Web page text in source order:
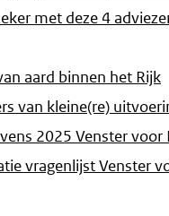
met deze 4
aard binnen het Rijk
van kleine(re)
2025 Venster
vragenlijst Venster